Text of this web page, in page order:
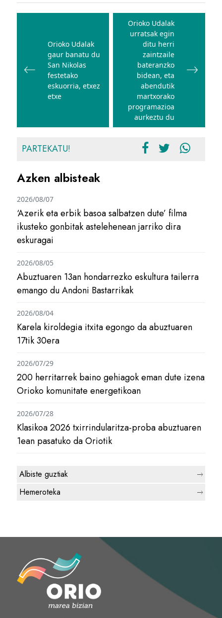
Bidalketetan
nabigatuOrioko Udalak
gaur banatu du
San Nikolas
festetako
eskuorria, etxez
etxe
Orioko Udalak
urratsak egin
ditu herri
zaintzaile
bateranzko
bidean, eta
abendutik
martxorako
programazioa
aurkeztu du
PARTEKATU!
Azken albisteak
‘Azerik eta erbik basoa salbatzen dute’ filma
ikusteko gonbitak astelehenean jarriko dira
eskuragai
2026/08/07
Abuztuaren 13an hondarrezko eskultura tailerra
emango du Andoni Bastarrikak
2026/08/05
Karela kiroldegia itxita egongo da abuztuaren
17tik 30era
2026/08/04
200 herritarrek baino gehiagok eman dute izena
Orioko komunitate energetikoan
2026/07/29
Klasikoa 2026 txirrindularitza-proba abuztuaren
1ean pasatuko da Oriotik
2026/07/28
Albiste guztiak
Hemeroteka